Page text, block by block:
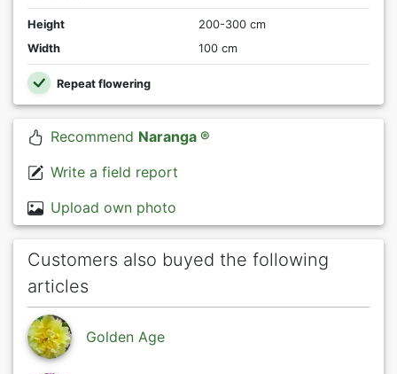
Height
200-300 cm
Width
100 cm
Repeat flowering
Recommend Naranga ®
Write a field report
Upload own photo
Customers also buyed the following
articles
Golden Age